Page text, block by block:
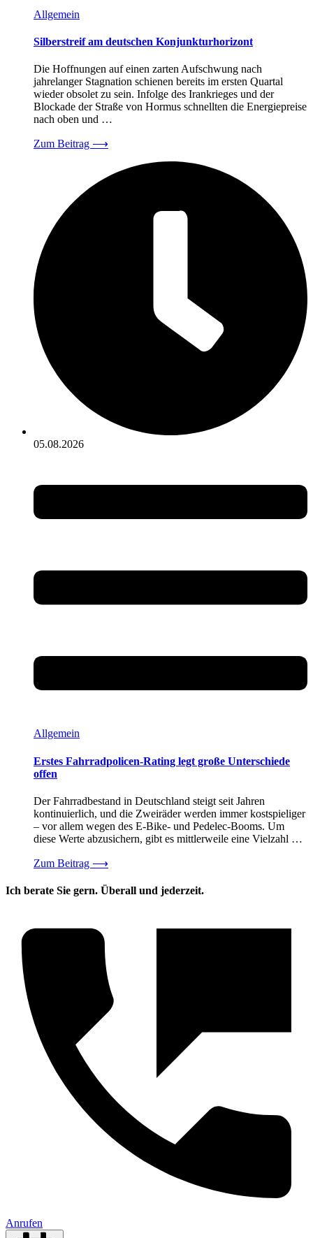
Allgemein
Silberstreif am deutschen Konjunkturhorizont
Die Hoffnungen auf einen zarten Aufschwung nach
jahrelanger Stagnation schienen bereits im ersten Quartal
wieder obsolet zu sein. Infolge des Irankrieges und der
Blockade der Straße von Hormus schnellten die Energiepreise
nach oben und …
Zum Beitrag ⟶
05.08.2026
Allgemein
Erstes Fahrradpolicen-Rating legt große Unterschiede
offen
Der Fahrradbestand in Deutschland steigt seit Jahren
kontinuierlich, und die Zweiräder werden immer kostspieliger
– vor allem wegen des E-Bike- und Pedelec-Booms. Um
diese Werte abzusichern, gibt es mittlerweile eine Vielzahl …
Zum Beitrag ⟶
Ich berate Sie gern. Überall und jederzeit.
Anrufen